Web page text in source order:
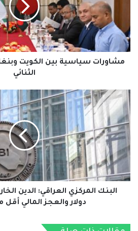
وبنغلاديش
التعاون
الثنائي
مشاورات سياسية بين الكويت
الثنائي
البنك
المركزي
العراقي:
الدين
الخارجي
لا
يتجاوز
مليار
دولار والعجز المالي